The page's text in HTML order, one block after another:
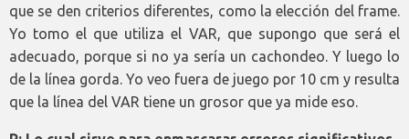
que se den criterios diferentes, como la elección del frame.
Yo tomo el que utiliza el VAR, que supongo que será el
adecuado, porque si no ya sería un cachondeo. Y luego lo
de la línea gorda. Yo veo fuera de juego por 10 cm y resulta
que la línea del VAR tiene un grosor que ya mide eso.